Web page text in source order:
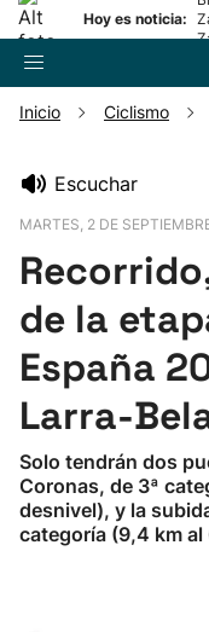
Hoy es noticia:
Pelota
Remo
Ciclismo
Inicio Ciclismo
Escuchar
MARTES, 2 DE
de la
España
Larra-
Solo tendrán dos
Coronas, de 3ª
desnivel), y la
categoría (9,4 km al